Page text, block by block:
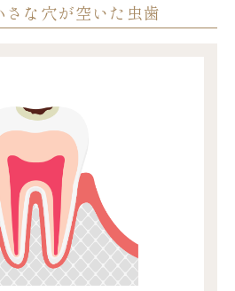
な穴が空いた虫歯